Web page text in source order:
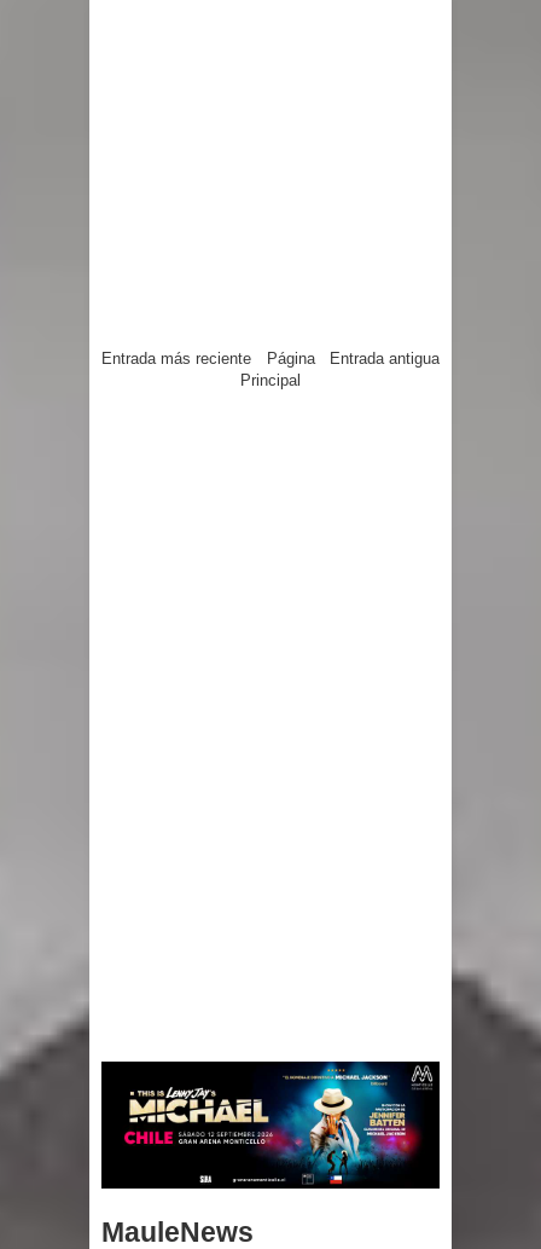
Entrada más reciente Entrada antigua
Página
Principal
MauleNews